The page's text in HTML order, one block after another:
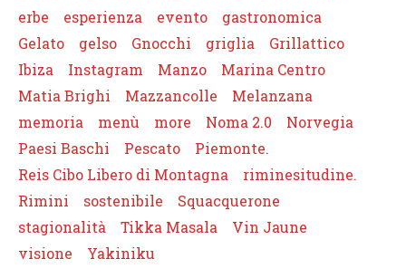
erbe
esperienza evento
gastronomica
Gelato
gelso Gnocchi griglia
Grillattico
Ibiza
Instagram Manzo
Marina Centro
Matia Brighi
Mazzancolle
Melanzana
memoria
menù more Noma 2.0
Norvegia
Paesi Baschi
Pescato
Piemonte.
Reis Cibo Libero di Montagna
riminesitudine.
Rimini
sostenibile
Squacquerone
stagionalità
Tikka Masala
Vin Jaune
visione
Yakiniku